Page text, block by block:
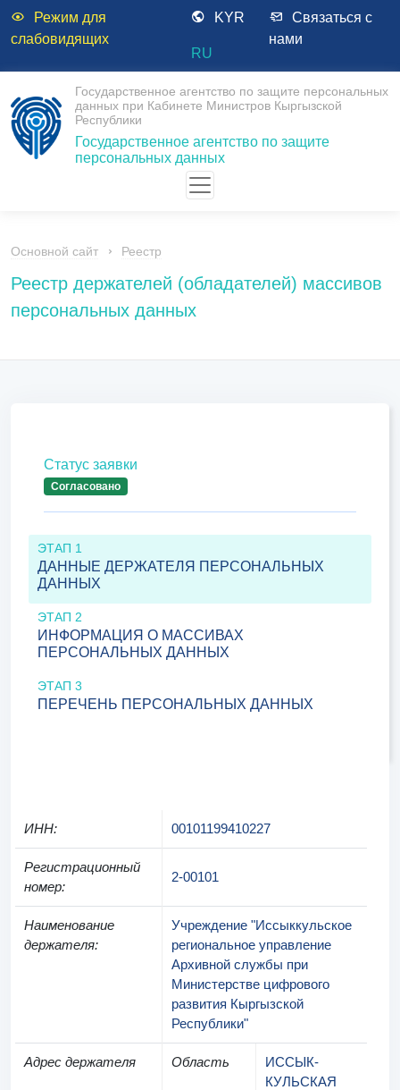
Режим для
слабовидящих
KYR
RU
Связаться с
нами
Государственное агентство по защите персональных
данных при Кабинете Министров Кыргызской
Республики
Государственное агентство по защите
персональных данных
Основной сайт Реестр
Реестр держателей (обладателей) массивов
персональных данных
Статус заявки
Согласовано
ЭТАП 1
ДАННЫЕ ДЕРЖАТЕЛЯ ПЕРСОНАЛЬНЫХ
ДАННЫХ
ЭТАП 2
ИНФОРМАЦИЯ О МАССИВАХ
ПЕРСОНАЛЬНЫХ ДАННЫХ
ЭТАП 3
ПЕРЕЧЕНЬ ПЕРСОНАЛЬНЫХ ДАННЫХ
ИНН: 00101199410227
Регистрационный
номер:
2-00101
Наименование
держателя:
Учреждение "Иссыккульское
региональное управление
Архивной службы при
Министерстве цифрового
развития Кыргызской
Республики"
Адрес держателя Область
ИССЫК-
КУЛЬСКАЯ